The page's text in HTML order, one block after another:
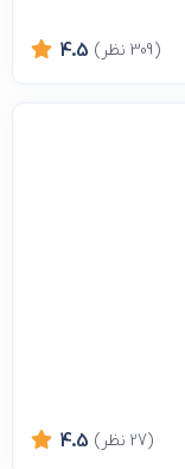
4.5 (309 نظر)
4.5 (27 نظر)